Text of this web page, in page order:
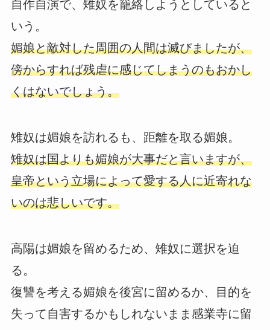
自作自演で、雉奴を籠絡しようとしていると
いう。
媚娘と敵対した周囲の人間は滅びましたが、
傍からすれば残虐に感じてしまうのもおかし
くはないでしょう。
雉奴は媚娘を訪れるも、距離を取る媚娘。
雉奴は国よりも媚娘が大事だと言いますが、
皇帝という立場によって愛する人に近寄れな
いのは悲しいです。
高陽は媚娘を留めるため、雉奴に選択を迫
る。
復讐を考える媚娘を後宮に留めるか、目的を
失って自害するかもしれないまま感業寺に留